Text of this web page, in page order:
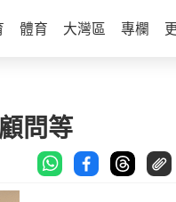
體育 大灣區 專欄
問等